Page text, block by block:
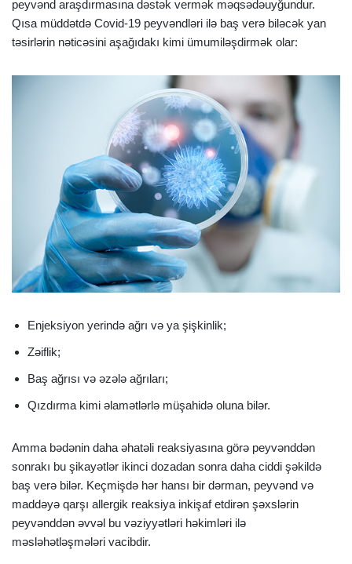
peyvənd araşdırmasına dəstək vermək məqsədəuyğundur.
Qısa müddətdə Covid-19 peyvəndləri ilə baş verə biləcək yan
təsirlərin nəticəsini aşağıdakı kimi ümumiləşdirmək olar:
Enjeksiyon yerində ağrı və ya şişkinlik;
Zəiflik;
Baş ağrısı və əzələ ağrıları;
Qızdırma kimi əlamətlərlə müşahidə oluna bilər.
Amma bədənin daha əhatəli reaksiyasına görə peyvənddən
sonrakı bu şikayətlər ikinci dozadan sonra daha ciddi şəkildə
baş verə bilər. Keçmişdə hər hansı bir dərman, peyvənd və
maddəyə qarşı allergik reaksiya inkişaf etdirən şəxslərin
peyvənddən əvvəl bu vəziyyətləri həkimləri ilə
məsləhətləşmələri vacibdir.